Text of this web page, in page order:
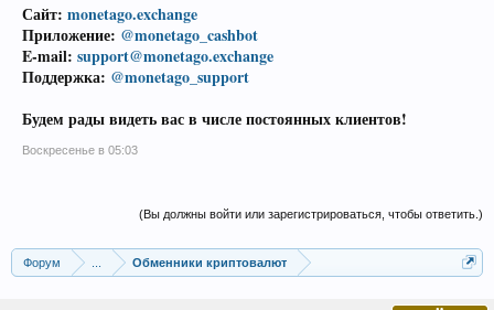
Сайт: monetago.exchange
Приложение: @monetago_cashbot
E-mail: support@monetago.exchange
Поддержка: @monetago_support
Будем рады видеть вас в числе постоянных клиентов!
Воскресенье в 05:03
(Вы должны войти или зарегистрироваться, чтобы ответить.)
Форум Обменники криптовалют